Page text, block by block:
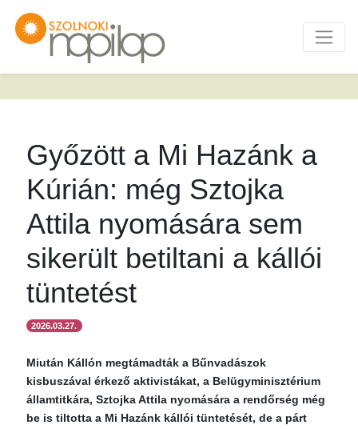
Győzött a Mi Hazánk a
Kúrián: még Sztojka
Attila nyomására sem
sikerült betiltani a kállói
tüntetést
2026.03.27.
Miután Kállón megtámadták a Bűnvadászok
kisbuszával érkező aktivistákat, a Belügyminisztérium
államtitkára, Sztojka Attila nyomására a rendőrség még
be is tiltotta a Mi Hazánk kállói tüntetését, de a párt